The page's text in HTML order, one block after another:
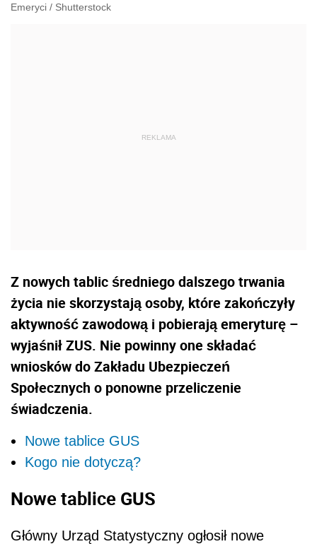
Emeryci / Shutterstock
Z nowych tablic średniego dalszego trwania
życia nie skorzystają osoby, które zakończyły
aktywność zawodową i pobierają emeryturę –
wyjaśnił ZUS. Nie powinny one składać
wniosków do Zakładu Ubezpieczeń
Społecznych o ponowne przeliczenie
świadczenia.
Nowe tablice GUS
Kogo nie dotyczą?
Nowe tablice GUS
Główny Urząd Statystyczny ogłosił nowe